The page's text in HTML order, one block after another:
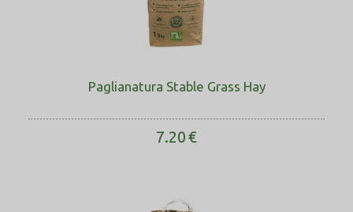
Paglianatura Stable Grass Hay
7.20€